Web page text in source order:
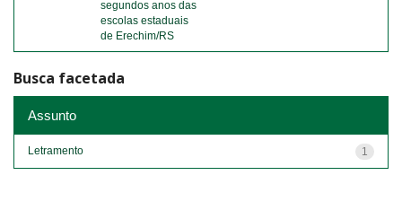
segundos anos das
escolas estaduais
de Erechim/RS
Busca facetada
Assunto
1
Letramento